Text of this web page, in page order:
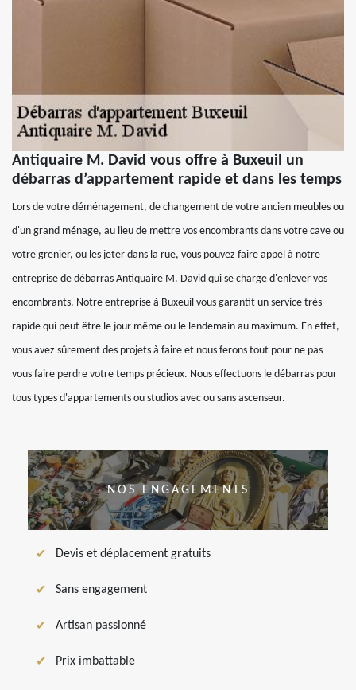
Antiquaire M. David vous offre à Buxeuil un
débarras d’appartement rapide et dans les temps
Lors de votre déménagement, de changement de votre ancien meubles ou
d'un grand ménage, au lieu de mettre vos encombrants dans votre cave ou
votre grenier, ou les jeter dans la rue, vous pouvez faire appel à notre
entreprise de débarras Antiquaire M. David qui se charge d'enlever vos
encombrants. Notre entreprise à Buxeuil vous garantit un service très
rapide qui peut être le jour même ou le lendemain au maximum. En effet,
vous avez sûrement des projets à faire et nous ferons tout pour ne pas
vous faire perdre votre temps précieux. Nous effectuons le débarras pour
tous types d'appartements ou studios avec ou sans ascenseur.
NOS ENGAGEMENTS
Devis et déplacement gratuits
Sans engagement
Artisan passionné
Prix imbattable